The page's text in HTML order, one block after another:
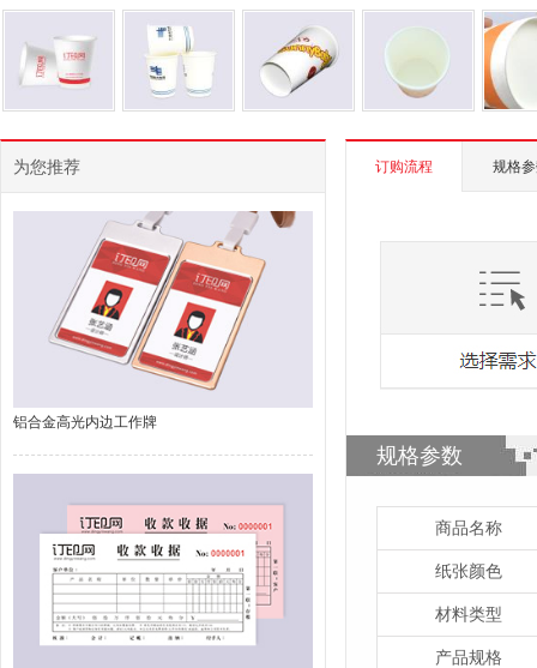
为您推荐
铝合金高光内边工作牌
订购流程 规格
规格参数
商品名称
纸张颜色
材料类型
产品规格